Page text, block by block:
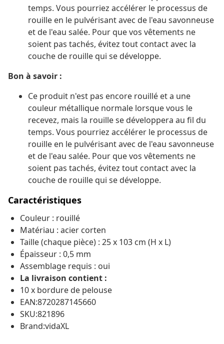
temps. Vous pourriez accélérer le processus de
rouille en le pulvérisant avec de l'eau savonneuse
et de l'eau salée. Pour que vos vêtements ne
soient pas tachés, évitez tout contact avec la
couche de rouille qui se développe.
Bon à savoir :
Ce produit n'est pas encore rouillé et a une
couleur métallique normale lorsque vous le
recevez, mais la rouille se développera au fil du
temps. Vous pourriez accélérer le processus de
rouille en le pulvérisant avec de l'eau savonneuse
et de l'eau salée. Pour que vos vêtements ne
soient pas tachés, évitez tout contact avec la
couche de rouille qui se développe.
Caractéristiques
Couleur : rouillé
Matériau : acier corten
Taille (chaque pièce) : 25 x 103 cm (H x L)
Épaisseur : 0,5 mm
Assemblage requis : oui
La livraison contient :
10 x bordure de pelouse
EAN:8720287145660
SKU:821896
Brand:vidaXL